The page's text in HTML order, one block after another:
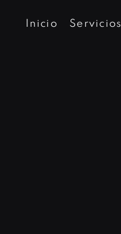
Inicio Servicios